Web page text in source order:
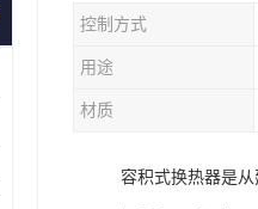
控制方式
用途
材质
容积式换热器是